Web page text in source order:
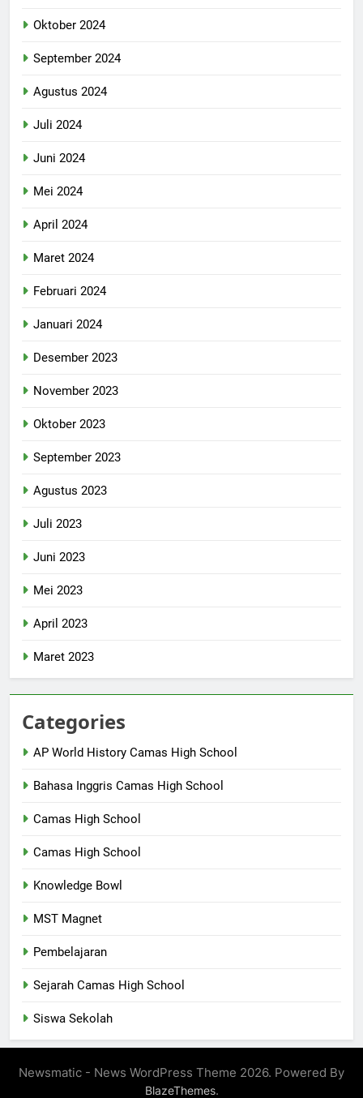
Oktober 2024
September 2024
Agustus 2024
Juli 2024
Juni 2024
Mei 2024
April 2024
Maret 2024
Februari 2024
Januari 2024
Desember 2023
November 2023
Oktober 2023
September 2023
Agustus 2023
Juli 2023
Juni 2023
Mei 2023
April 2023
Maret 2023
Categories
AP World History Camas High School
Bahasa Inggris Camas High School
Camas High School
Camas High School
Knowledge Bowl
MST Magnet
Pembelajaran
Sejarah Camas High School
Siswa Sekolah
Newsmatic - News WordPress Theme 2026. Powered By
BlazeThemes.